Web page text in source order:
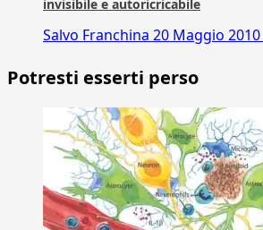
invisibile e autoricricabile
Salvo Franchina 20 Maggio 2010
Potresti esserti perso